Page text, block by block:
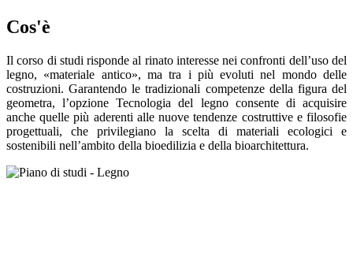
Cos'è
Il corso di studi risponde al rinato interesse nei confronti dell’uso del
legno, «materiale antico», ma tra i più evoluti nel mondo delle
costruzioni. Garantendo le tradizionali competenze della figura del
geometra, l’opzione Tecnologia del legno consente di acquisire
anche quelle più aderenti alle nuove tendenze costruttive e filosofie
progettuali, che privilegiano la scelta di materiali ecologici e
sostenibili nell’ambito della bioedilizia e della bioarchitettura.